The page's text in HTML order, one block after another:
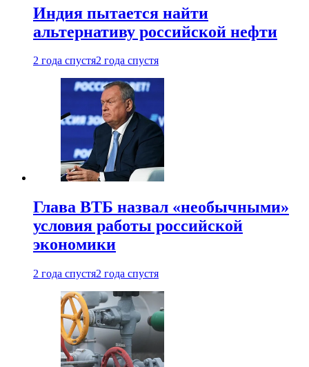
Индия пытается найти
альтернативу российской нефти
2 года спустя2 года спустя
Глава ВТБ назвал «необычными»
условия работы российской
экономики
2 года спустя2 года спустя